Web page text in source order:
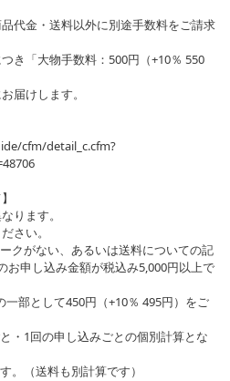
代金・送料以外に別途手数料をご請求
き「大物手数料：500円（+10％ 550
届けします。
cfm/detail_c.cfm?
ります。
さい。
クがない、あるいは送料についての記
お申し込み金額が税込み5,000円以上で
一部として450円（+10％ 495円）をご
・1回の申し込みごとの個別計算とな
。（送料も別計算です）